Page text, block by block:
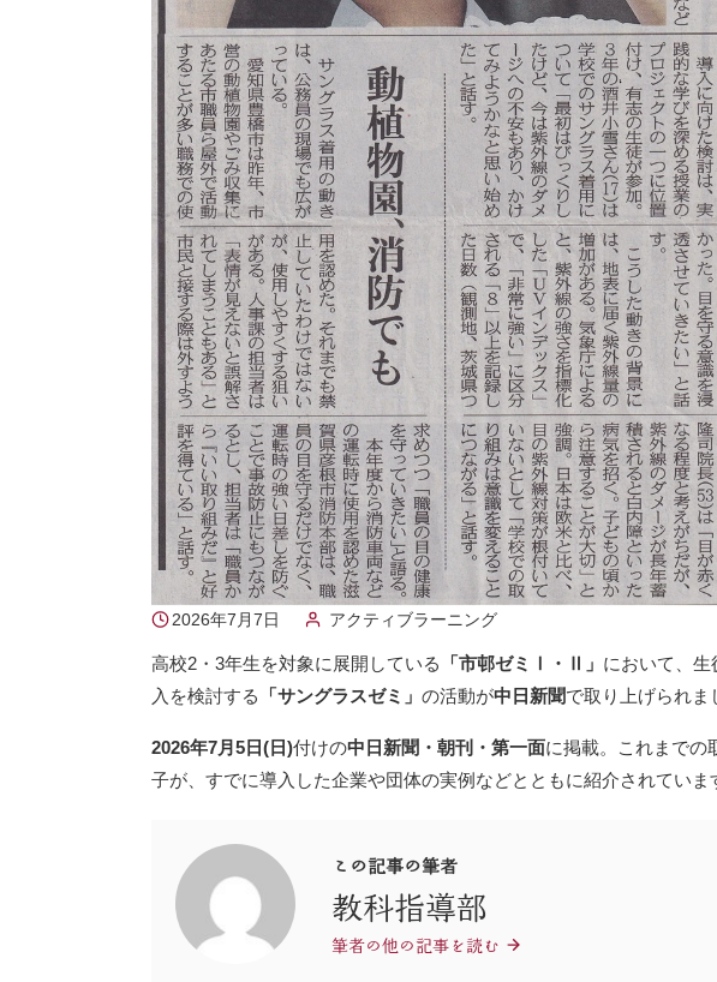
2026年7月7日 アクティブラーニング
高校2・3年生を対象に展開している 「市邨ゼミⅠ・Ⅱ」 において、
入を検討する
「サングラスゼミ」 の活動が中日新聞で取り上げられま
2026年7月5日(日)付けの中日新聞・朝刊・第一面に掲載。これまでの
子が、すでに導入した企業や団体の実例などとともに紹介されていま
この記事の筆者
教科指導部
筆者の他の記事を読む